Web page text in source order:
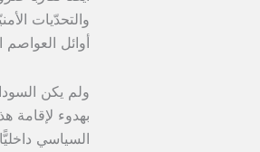
والتحدّيات
أوائل العواصم
ولم يكن
بهدوء لإقامة
السياسي